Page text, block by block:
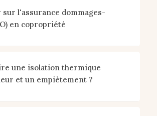
sur l'assurance dommages-
en copropriété
une isolation thermique
et un empiètement ?